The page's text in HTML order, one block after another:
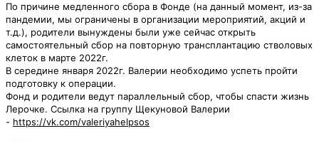
По причине медленного сбора в Фонде (на данный момент, из-за
пандемии, мы ограничены в организации мероприятий, акций и
т.д.), родители вынуждены были уже сейчас открыть
самостоятельный сбор на повторную трансплантацию стволовых
клеток в марте 2022г.
В середине января 2022г. Валерии необходимо успеть пройти
подготовку к операции.
Фонд и родители ведут параллельный сбор, чтобы спасти жизнь
Лерочке. Ссылка на группу Щекуновой Валерии
- https://vk.com/valeriyahelpsos